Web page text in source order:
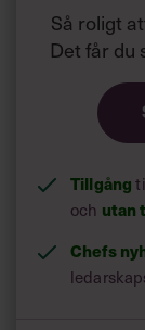
Så roligt
Det får du
Tillgång
och utan
Chefs